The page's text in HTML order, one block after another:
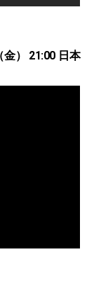
金） 21:00 日本